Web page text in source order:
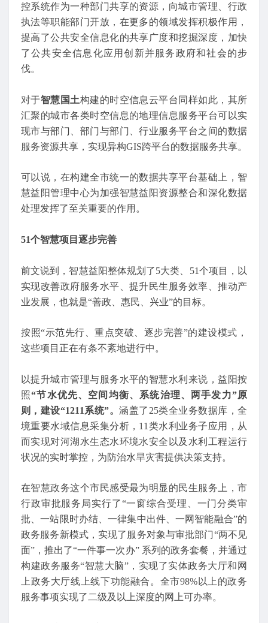
控系统作为一种部门共享的资源，向城市管理、行政
执法等职能部门开放，在更多的领域发挥积极作用，
提高了公共安全信息化的共享广度和挖掘深度，加快
了公共安全信息化应用创新并服务政府和社会的步
伐。
对于智慧国土构建的时空信息云平台同样如此，其所
汇聚的城市各类时空信息的地理信息服务平台可以实
现市与部门、部门与部门、行业服务平台之间的数据
服务资源共享，实现异构GIS跨平台的数据服务共享。
可以说，在构建全市统一的数据共享平台基础上，智
慧益阳管理中心为加强智慧益阳资源整合和深化数据
处理发挥了至关重要的作用。
51个智慧项目逐步完善
前文说到，智慧益阳整体规划了5大类、51个项目，以
实现改善政府服务水平、提升民生服务效率、推动产
业发展，也就是“善政、惠民、兴业”的目标。
按照“示范先行、重点突破、逐步完善”的建设模式，
这些项目正在有条不紊地进行中。
以提升城市管理与服务水平的智慧水利来说，益阳按
照“节水优先、空间均衡、系统治理、两手发力”原
则，建设“1211系统”。涵盖了25类全业务数据库，全
境重要水域信息采集分析，11类水利业务子应用，从
而实现对河湖水生态水环境水安全以及水利工程运行
状况的实时掌控，为防治水旱灾害提供决策支持。
在智慧政务这个市民感受最为明显的民生服务上，市
行政审批服务局实行了“一窗综合受理、一门分类审
批、一站限时办结、一律集中出件、一网智能融合”的
政务服务新模式，实现了服务对象与审批部门“两不见
面”，推出了“一件事一次办” 系列的政务套餐，并通过
构建政务服务“智慧大脑”，实现了实体政务大厅和网
上政务大厅线上线下功能融合。全市98%以上的政务
服务事项实现了二级及以上深度的网上可办率。